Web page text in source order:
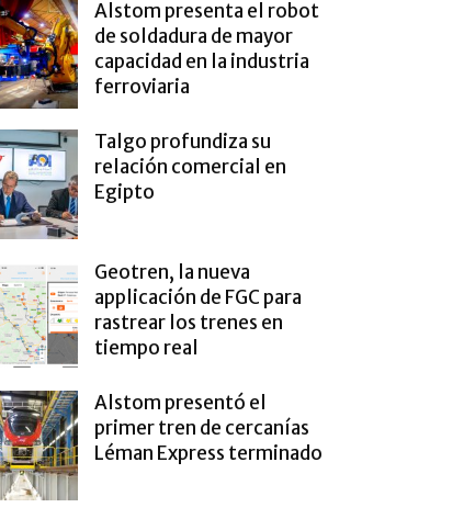
Alstom presenta el robot
de soldadura de mayor
capacidad en la industria
ferroviaria
Talgo profundiza su
relación comercial en
Egipto
Geotren, la nueva
applicación de FGC para
rastrear los trenes en
tiempo real
Alstom presentó el
primer tren de cercanías
Léman Express terminado